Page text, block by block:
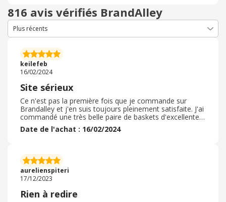
816 avis vérifiés BrandAlley
keilefeb
16/02/2024
Site sérieux
Ce n'est pas la première fois que je commande sur
Brandalley et j'en suis toujours pleinement satisfaite. J'ai
commandé une très belle paire de baskets d'excellente
qualité. L'avantage avec ce site c'est que si ça ne
convient pas, les retours sont gratuits. En ce qui
recommander Brandalley et il est sûr que je
recommanderai sur leur site car leurs prix sont vraiment
très attractifs par rapport à d'autres.
Date de l'achat : 16/02/2024
aurelienspiteri
17/12/2023
Rien à redire